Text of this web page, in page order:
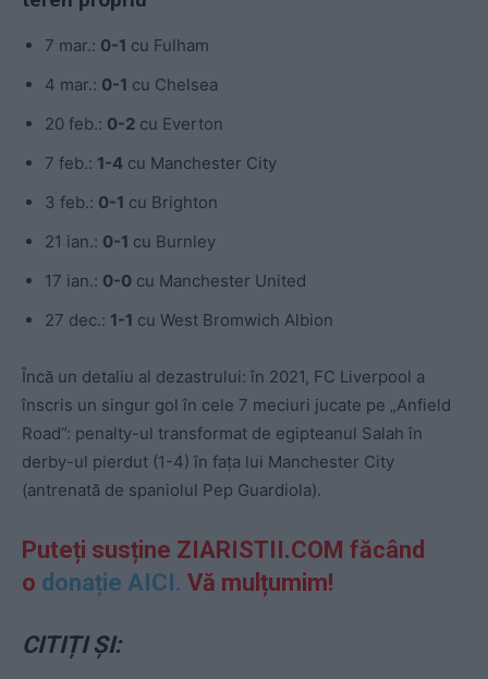
7 mar.: 0-1 cu Fulham
4 mar.: 0-1 cu Chelsea
20 feb.: 0-2 cu Everton
7 feb.: 1-4 cu Manchester City
3 feb.: 0-1 cu Brighton
21 ian.: 0-1 cu Burnley
17 ian.: 0-0 cu Manchester United
27 dec.: 1-1 cu West Bromwich Albion
Încă un detaliu al dezastrului: în 2021, FC Liverpool a
înscris un singur gol în cele 7 meciuri jucate pe „Anfield
Road”: penalty-ul transformat de egipteanul Salah în
derby-ul pierdut (1-4) în fața lui Manchester City
(antrenată de spaniolul Pep Guardiola).
Puteți susține ZIARISTII.COM făcând
o donație AICI. Vă mulțumim!
CITIȚI ȘI: